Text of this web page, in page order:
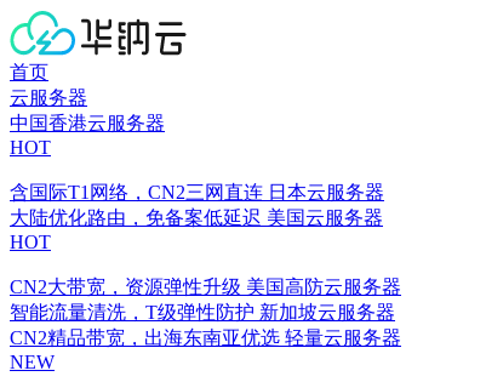
首页
云服务器
中国香港云服务器
HOT
含国际T1网络，CN2三网直连 日本云服务器
大陆优化路由，免备案低延迟 美国云服务器
HOT
CN2大带宽，资源弹性升级 美国高防云服务器
智能流量清洗，T级弹性防护 新加坡云服务器
CN2精品带宽，出海东南亚优选 轻量云服务器
NEW